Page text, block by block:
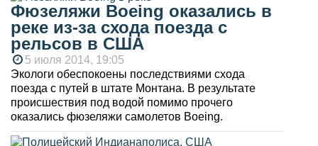
Фюзеляжи Boeing оказались в
реке из-за схода поезда с
рельсов в США
5 июля 2014, 19:05
Экологи обеспокоены последствиями схода
поезда с путей в штате Монтана. В результате
происшествия под водой помимо прочего
оказались фюзеляжи самолетов Boeing.